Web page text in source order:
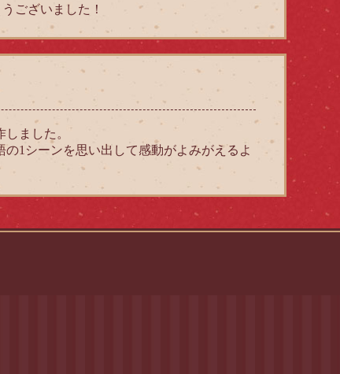
ございました！
ました。
1シーンを思い出して感動がよみがえるよ